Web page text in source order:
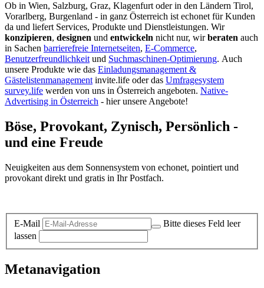
Ob in Wien, Salzburg, Graz, Klagenfurt oder in den Ländern Tirol,
Vorarlberg, Burgenland - in ganz Österreich ist echonet für Kunden
da und liefert Services, Produkte und Dienstleistungen. Wir
konzipieren, designen und entwickeln nicht nur, wirberaten auch
in Sachen barrierefreie Internetseiten, E-Commerce,
Benutzerfreundlichkeit und Suchmaschinen-Optimierung. Auch
unsere Produkte wie das Einladungsmanagement &
Gästelistenmanagement invite.life oder das Umfragesystem
survey.life werden von uns in Österreich angeboten. Native-
Advertising in Österreich - hier unsere Angebote!
Böse, Provokant, Zynisch, Persönlich -
und eine Freude
Neuigkeiten aus dem Sonnensystem von echonet, pointiert und
provokant direkt und gratis in Ihr Postfach.
E-Mail
Bitte dieses Feld leer
lassen
Metanavigation